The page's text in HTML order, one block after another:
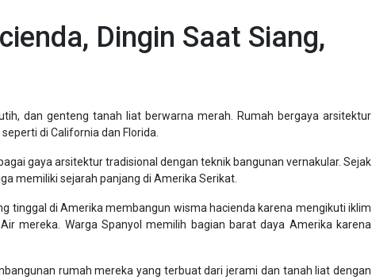
Dingin Saat Siang,
dan genteng tanah liat berwarna merah. Rumah bergaya arsitektur
di California dan Florida.
gaya arsitektur tradisional dengan teknik bangunan vernakular. Sejak
memiliki sejarah panjang di Amerika Serikat.
tinggal di Amerika membangun wisma hacienda karena mengikuti iklim
mereka. Warga Spanyol memilih bagian barat daya Amerika karena
rumah mereka yang terbuat dari jerami dan tanah liat dengan